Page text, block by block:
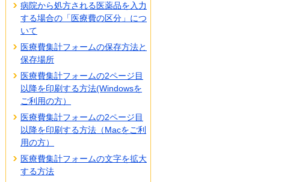
病院から処方される医薬品を入力
する場合の「医療費の区分」につ
いて
医療費集計フォームの保存方法と
保存場所
医療費集計フォームの2ページ目
以降を印刷する方法(Windowsを
ご利用の方）
医療費集計フォームの2ページ目
以降を印刷する方法（Macをご利
用の方）
医療費集計フォームの文字を拡大
する方法